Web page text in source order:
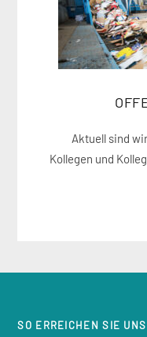
Aktuell sind
Kollegen und
SO ERREICHEN SIE UNS